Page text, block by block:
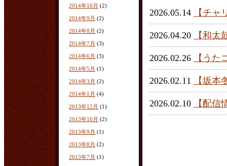
2014年10月 (2)
2014年9月 (2)
2014年8月 (2)
2014年7月 (3)
2014年6月 (3)
2014年5月 (1)
2014年3月 (2)
2014年1月 (4)
2013年12月 (1)
2013年10月 (2)
2013年9月 (1)
2013年8月 (2)
2013年7月 (1)
2026.05.14 【チ
2026.04.20 【和太
2026.02.26 【うた
2026.02.11 【坂本
2026.02.10 【配信